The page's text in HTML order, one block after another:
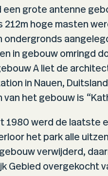
een grote antenne
212m hoge masten
ondergronds
in gebouw omringd
A liet de
in Nauen,
van het gebouw is
1980 werd de laatste
het park alle
verwijderd,
Gebied overgekocht